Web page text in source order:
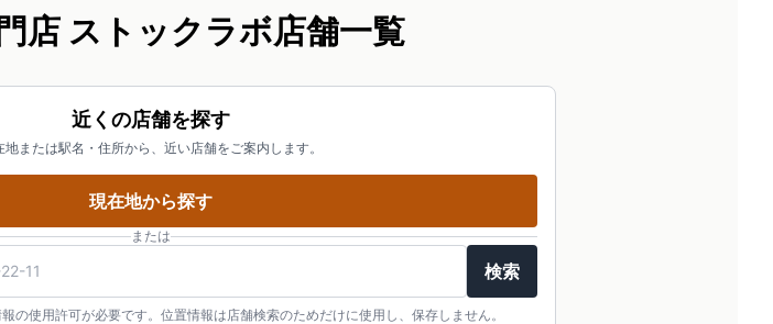
店 ストックラボ店舗一覧
近くの店舗を探す
地または駅名・住所から、近い店舗をご案内します。
現在地から探す
または
検索
の使用許可が必要です。位置情報は店舗検索のためだけに使用し、保存しません。